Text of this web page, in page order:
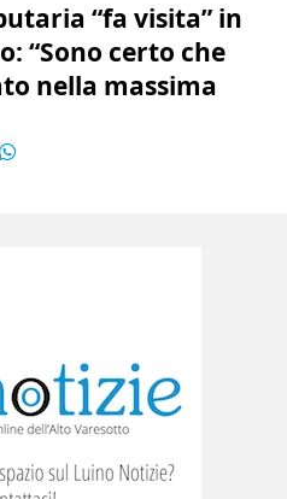
“fa visita” in
“Sono certo che
nella massima